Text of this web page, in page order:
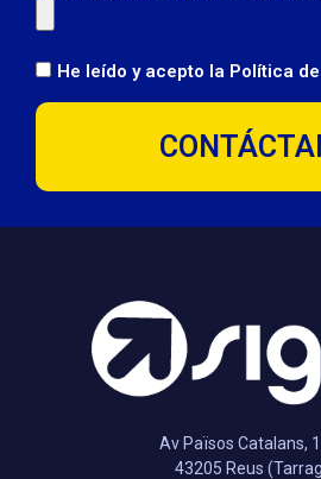
He leído y acepto la Política
Av Països Catalans,
43205 Reus